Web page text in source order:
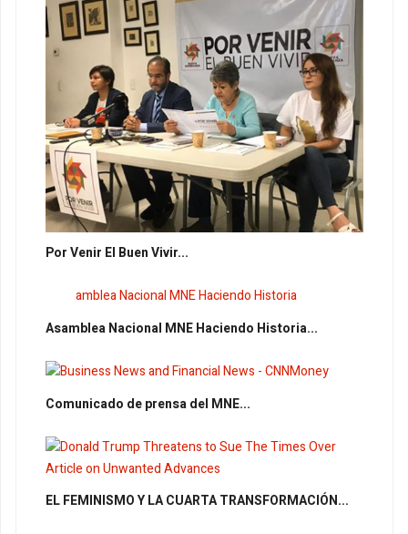
Por Venir El Buen Vivir...
Asamblea Nacional MNE Haciendo Historia...
Comunicado de prensa del MNE...
EL FEMINISMO Y LA CUARTA TRANSFORMACIÓN...